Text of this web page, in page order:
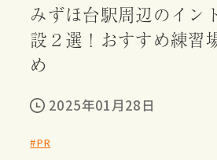
選！おす
場、料金ま
みずほ台駅周辺のイン
設２選！おすすめ練習
め
2025年01月28日
#PR